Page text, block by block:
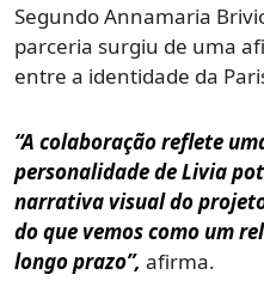
Segundo Annamaria
parceria surgiu de uma
entre a identidade da
“A colaboração reflete
personalidade de Livia
narrativa visual do
do que vemos como um
longo prazo”, afirma.